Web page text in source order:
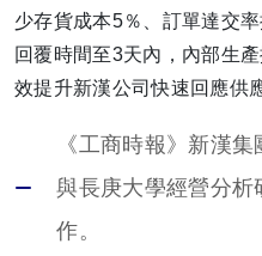
少存貨成本5％、訂單達交
回覆時間至3天內，內部生
效提升新漢公司快速回應供
《工商時報》新漢
與長庚大學經營分析
作。